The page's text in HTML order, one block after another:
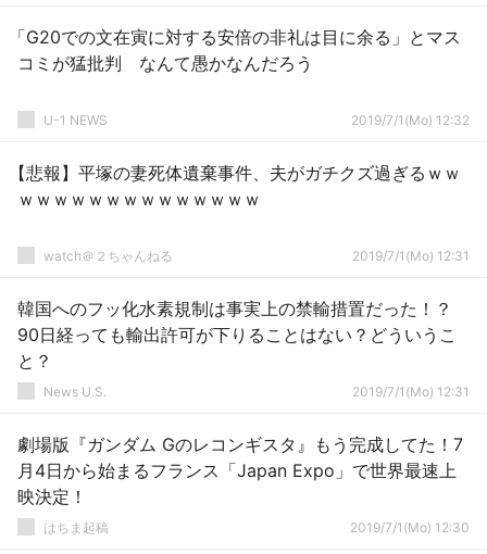
「G20での文在寅に対する安倍の非礼は目に余る」とマス
コミが猛批判 なんて愚かなんだろう
U-1 NEWS 2019/7/1(Mo) 12:32
【悲報】平塚の妻死体遺棄事件、夫がガチクズ過ぎるｗｗ
ｗｗｗｗｗｗｗｗｗｗｗｗｗｗ
watch＠２ちゃんねる 2019/7/1(Mo) 12:31
韓国へのフッ化水素規制は事実上の禁輸措置だった！？
90日経っても輸出許可が下りることはない？どういうこ
と？
News U.S. 2019/7/1(Mo) 12:31
劇場版『ガンダム Gのレコンギスタ』もう完成してた！7
月4日から始まるフランス「Japan Expo」で世界最速上
映決定！
はちま起稿 2019/7/1(Mo) 12:30